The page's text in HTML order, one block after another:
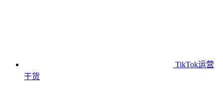
TikTok运营
干货